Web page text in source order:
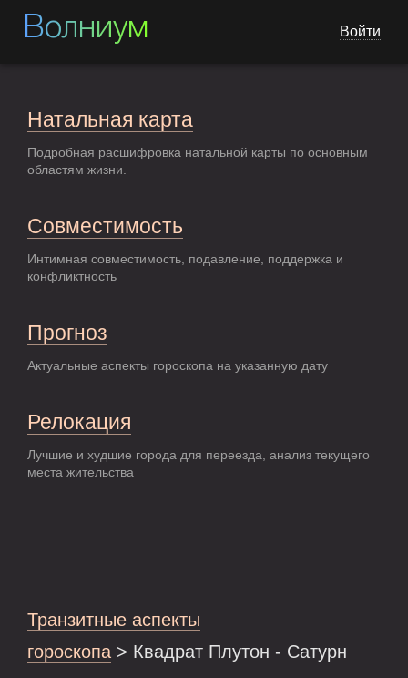
Волниум Войти
Натальная карта
Подробная расшифровка натальной карты по основным
областям жизни.
Совместимость
Интимная совместимость, подавление, поддержка и
конфликтность
Прогноз
Актуальные аспекты гороскопа на указанную дату
Релокация
Лучшие и худшие города для переезда, анализ текущего
места жительства
Транзитные аспекты
гороскопа > Квадрат Плутон - Сатурн